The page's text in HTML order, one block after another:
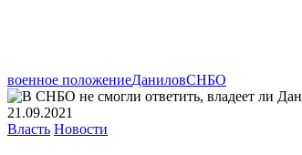
военное положениеДаниловСНБО
21.09.2021
Власть Новости